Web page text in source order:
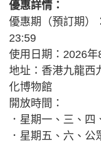
優惠詳情：
優惠期（預訂期）
23:59
使用日期：2026年
地址：香港九龍西
化博物館
開放時間：
．星期一、三、
．星期五、六、